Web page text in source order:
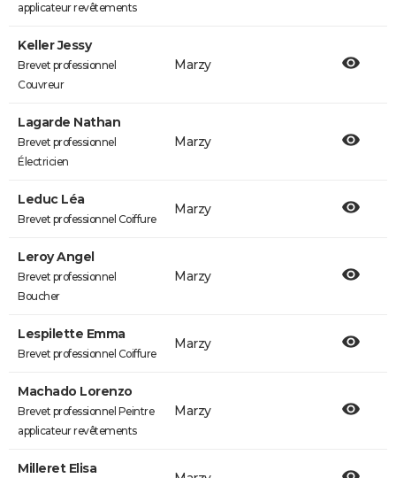
applicateur revêtements
Keller Jessy
Brevet professionnel
Couvreur
Marzy
Lagarde Nathan
Brevet professionnel
Électricien
Marzy
Leduc Léa
Brevet professionnel Coiffure
Marzy
Leroy Angel
Brevet professionnel
Boucher
Marzy
Lespilette Emma
Brevet professionnel Coiffure
Marzy
Machado Lorenzo
Brevet professionnel Peintre
applicateur revêtements
Marzy
Milleret Elisa